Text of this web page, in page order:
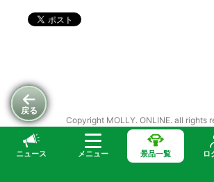
ニュース メニュー 景品一覧 ロ
戻る
Copyright MOLLY. ONLINE. all rights